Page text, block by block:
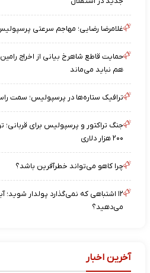
غلامرضا رضایی؛ مهاجم سرعتی
حمایت قاطع شاهرخ بیانی از اخراج رامین
هم نباید می‌ماند
ترافیک ستاره‌ها در پرسپولیس؛ سمت
جنگ تراکتور و پرسپولیس برای
۲۰۰ هزار دلاری
چرا کاهو می‌تواند خطرآفرین باشد؟
۱۲ اشتباهی که نمی‌گذارد پولدار شوید؛
می‌دهید؟
آخرین اخبار